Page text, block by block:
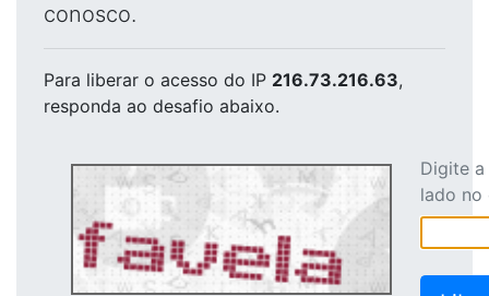
conosco.
Para liberar o acesso do IP 216.73.216.63,
responda ao desafio abaixo.
Digite
lado no